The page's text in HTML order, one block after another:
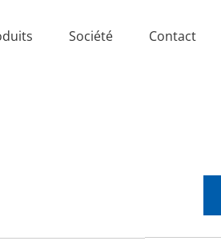
Société Contact